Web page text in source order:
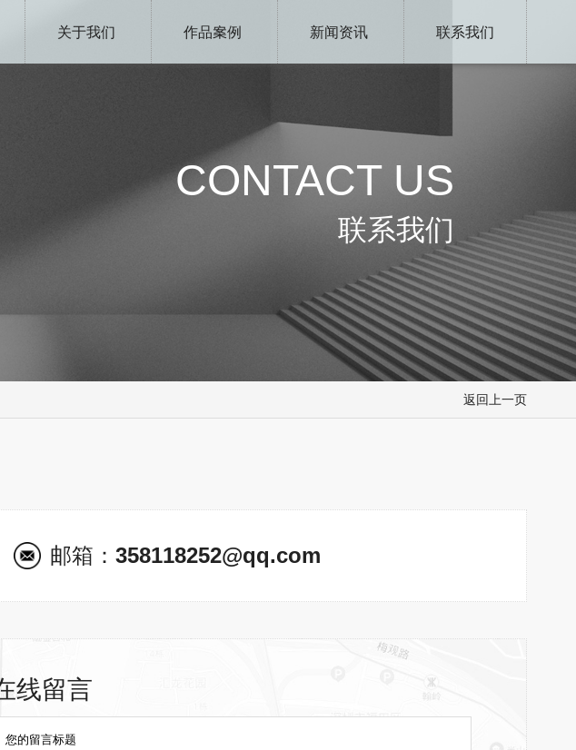
关于我们 作品案例 新闻资讯 联系我们
CONTACT US
联系我们
返回上一页
邮箱：358118252@qq.com
线留言